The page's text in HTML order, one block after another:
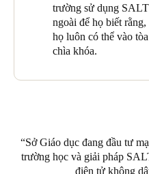
Sở Giáo dục cũng muốn tránh
nhiều thẻ và cần một hệ thống
thẻ học sinh MiFare EV1 hiện
theo trong tiểu bang, vốn
trường sử dụng
ngoài để họ biết
họ luôn có thể vào
chìa khóa.
Sở Giáo dục đang đầu tư
trường học và giải pháp
điện tử không